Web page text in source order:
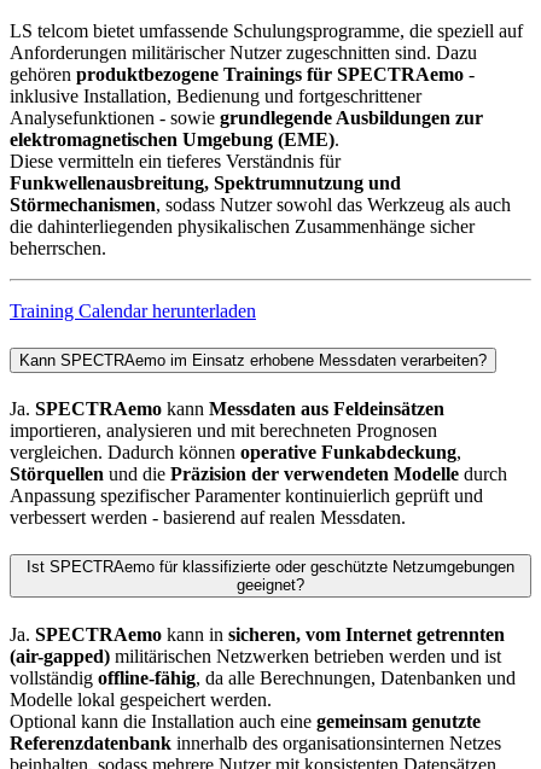
LS telcom bietet umfassende Schulungsprogramme, die speziell auf
Anforderungen militärischer Nutzer zugeschnitten sind. Dazu
gehören produktbezogene Trainings für SPECTRAemo -
inklusive Installation, Bedienung und fortgeschrittener
Analysefunktionen - sowie grundlegende Ausbildungen zur
elektromagnetischen Umgebung (EME).
Diese vermitteln ein tieferes Verständnis für
Funkwellenausbreitung, Spektrumnutzung und
Störmechanismen, sodass Nutzer sowohl das Werkzeug als auch
die dahinterliegenden physikalischen Zusammenhänge sicher
beherrschen.
Training Calendar herunterladen
Kann SPECTRAemo im Einsatz erhobene Messdaten verarbeiten?
Ja. SPECTRAemo kann Messdaten aus Feldeinsätzen
importieren, analysieren und mit berechneten Prognosen
vergleichen. Dadurch können operative Funkabdeckung,
Störquellen und die Präzision der verwendeten Modelle durch
Anpassung spezifischer Paramenter kontinuierlich geprüft und
verbessert werden - basierend auf realen Messdaten.
Ist SPECTRAemo für klassifizierte oder geschützte Netzumgebungen
geeignet?
Ja. SPECTRAemo kann in sicheren, vom Internet getrennten
(air-gapped) militärischen Netzwerken betrieben werden und ist
vollständig offline-fähig, da alle Berechnungen, Datenbanken und
Modelle lokal gespeichert werden.
Optional kann die Installation auch eine gemeinsam genutzte
Referenzdatenbank innerhalb des organisationsinternen Netzes
beinhalten, sodass mehrere Nutzer mit konsistenten Datensätzen